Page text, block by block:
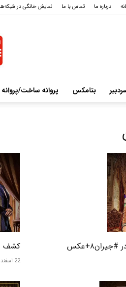
درباره ما تماس با ما نمایش خانگی در
بتامکس پروانه ساخت/
کشف
22 اسفند 1400